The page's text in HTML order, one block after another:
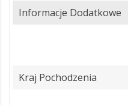
Informacje Dodatkowe
Kraj Pochodzenia